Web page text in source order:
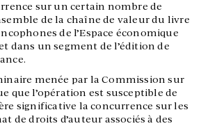
sur un certain nombre de
de la chaîne de valeur du livre
de l’Espace économique
dans un segment de l’édition de
menée par la Commission sur
que l’opération est susceptible de
significative la concurrence sur les
de droits d’auteur associés à des